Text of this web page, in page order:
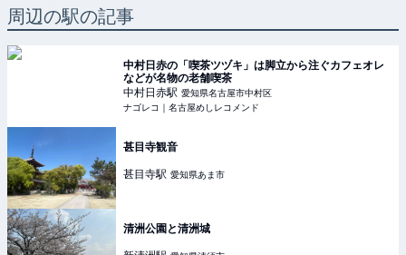
周辺の駅の記事
中村日赤の「喫茶ツヅキ」は脚立から注ぐカフェオレ
などが名物の老舗喫茶
中村日赤駅 愛知県名古屋市中村区
ナゴレコ｜名古屋めしレコメンド
甚目寺観音
甚目寺駅 愛知県あま市
清洲公園と清洲城